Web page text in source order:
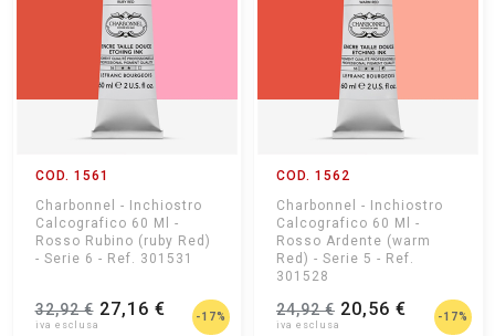
COD. 1561
Charbonnel - Inchiostro
Calcografico 60 Ml -
Rosso Rubino (ruby Red)
- Serie 6 - Ref. 301531
32,92 €27,16 € -17%
COD. 1562
Charbonnel - Inchiostro
Calcografico 60 Ml -
Rosso Ardente (warm
Red) - Serie 5 - Ref.
301528
24,92 € 20,56 € -17%